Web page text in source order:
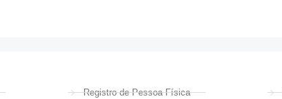
Registro de Pessoa Física